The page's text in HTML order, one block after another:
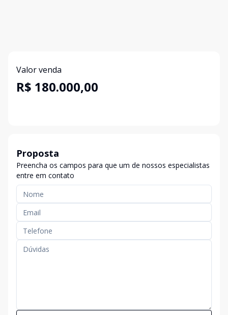
Valor venda
R$ 180.000,00
Proposta
Preencha os campos para que um de nossos especialistas
entre em contato